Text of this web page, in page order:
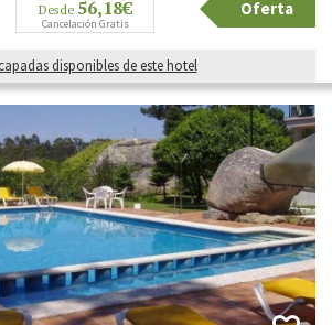
Desde 56,18€
Cancelación Gratis
Oferta
disponibles de este hotel